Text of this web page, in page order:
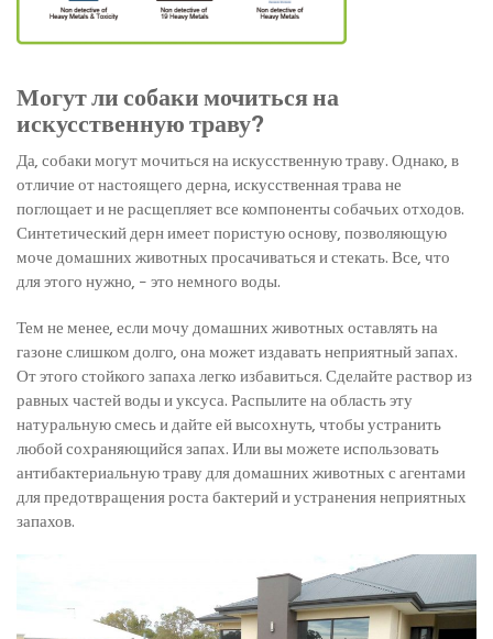
Могут ли собаки мочиться на
искусственную траву?
Да, собаки могут мочиться на искусственную траву. Однако, в
отличие от настоящего дерна, искусственная трава не
поглощает и не расщепляет все компоненты собачьих отходов.
Синтетический дерн имеет пористую основу, позволяющую
моче домашних животных просачиваться и стекать. Все, что
для этого нужно, – это немного воды.
Тем не менее, если мочу домашних животных оставлять на
газоне слишком долго, она может издавать неприятный запах.
От этого стойкого запаха легко избавиться. Сделайте раствор из
равных частей воды и уксуса. Распылите на область эту
натуральную смесь и дайте ей высохнуть, чтобы устранить
любой сохраняющийся запах. Или вы можете использовать
антибактериальную траву для домашних животных с агентами
для предотвращения роста бактерий и устранения неприятных
запахов.